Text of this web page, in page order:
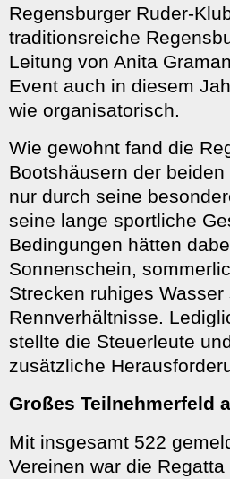
Regensburger Ruder-
traditionsreiche
Leitung von Anita
Event auch in diesem
wie organisatorisch.
Wie gewohnt fand die
Bootshäusern der
nur durch seine
seine lange sportliche
Bedingungen hätten
Sonnenschein,
Strecken ruhiges
Rennverhältnisse.
stellte die Steuerleute
zusätzliche
Großes Teilnehmerfeld
Mit insgesamt 522
Vereinen war die